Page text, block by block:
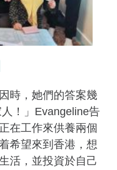
時，她們的答案幾
！」Evangeline告
在工作來供養兩個
希望來到香港，想
活，並投資於自己